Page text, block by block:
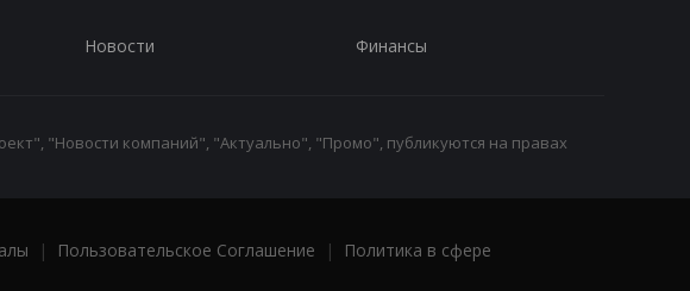
Новости Финансы
"Новости компаний", "Актуально", "Промо", публикуются на правах
| Пользовательское Соглашение |
Политика в сфере